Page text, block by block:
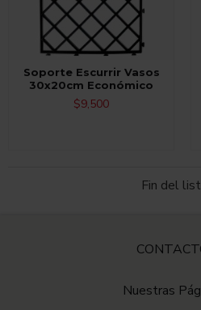
Soporte Escurrir Vasos
30x20cm Económico
$9,500
Fin del
Nuestras